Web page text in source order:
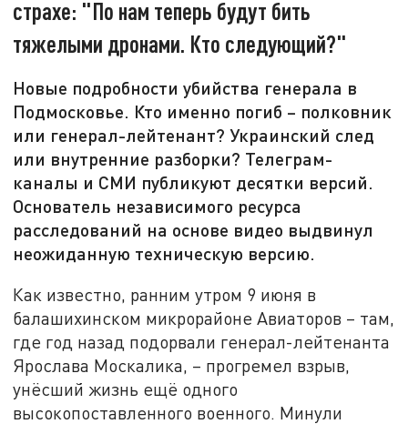
страхе: "По нам теперь будут бить
тяжелыми дронами. Кто следующий?"
Новые подробности убийства генерала в
Подмосковье. Кто именно погиб – полковник
или генерал-лейтенант? Украинский след
или внутренние разборки? Телеграм-
каналы и СМИ публикуют десятки версий.
Основатель независимого ресурса
расследований на основе видео выдвинул
неожиданную техническую версию.
Как известно, ранним утром 9 июня в
балашихинском микрорайоне Авиаторов – там,
где год назад подорвали генерал-лейтенанта
Ярослава Москалика, – прогремел взрыв,
унёсший жизнь ещё одного
высокопоставленного военного. Минули